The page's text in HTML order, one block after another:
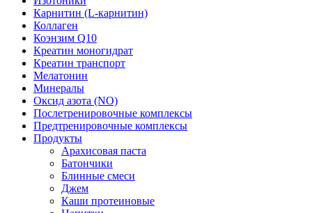
Карнитин (L-карнитин)
Коллаген
Коэнзим Q10
Креатин моногидрат
Креатин транспорт
Мелатонин
Минералы
Оксид азота (NO)
Послетренировочные комплексы
Предтренировочные комплексы
Продукты
Арахисовая паста
Батончики
Блинные смеси
Джем
Каши протеиновые